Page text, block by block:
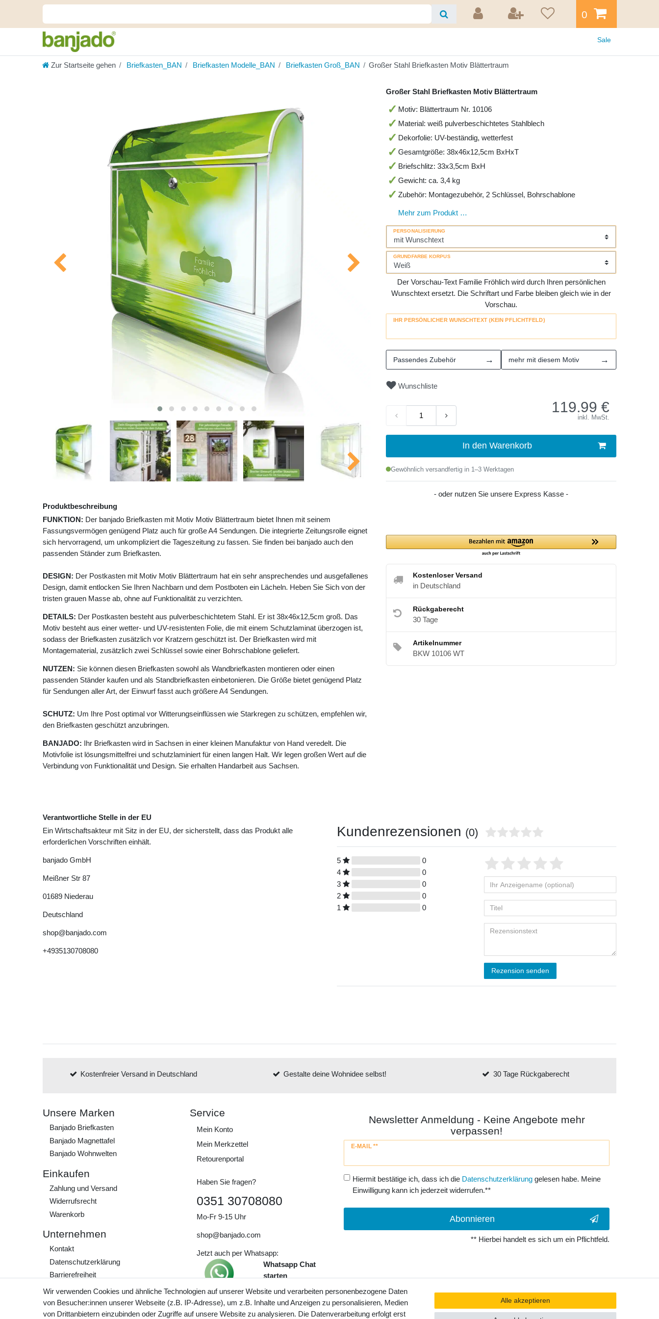
0
Sale
Zur Startseite gehen Briefkasten_BAN Briefkasten Modelle_BAN Briefkasten Groß_BAN Großer Stahl Briefkasten Motiv Blättertraum
Produktbeschreibung
FUNKTION: Der banjado Briefkasten mit Motiv Motiv Blättertraum bietet Ihnen mit seinem
Fassungsvermögen genügend Platz auch für große A4 Sendungen. Die integrierte Zeitungsrolle eignet
sich hervorragend, um unkompliziert die Tageszeitung zu fassen. Sie finden bei banjado auch den
passenden Ständer zum Briefkasten.
DESIGN: Der Postkasten mit Motiv Motiv Blättertraum hat ein sehr ansprechendes und ausgefallenes
Design, damit entlocken Sie Ihren Nachbarn und dem Postboten ein Lächeln. Heben Sie Sich von der
tristen grauen Masse ab, ohne auf Funktionalität zu verzichten.
DETAILS: Der Postkasten besteht aus pulverbeschichtetem Stahl. Er ist 38x46x12,5cm groß. Das
Motiv besteht aus einer wetter- und UV-resistenten Folie, die mit einem Schutzlaminat überzogen ist,
sodass der Briefkasten zusätzlich vor Kratzern geschützt ist. Der Briefkasten wird mit
Montagematerial, zusätzlich zwei Schlüssel sowie einer Bohrschablone geliefert.
NUTZEN: Sie können diesen Briefkasten sowohl als Wandbriefkasten montieren oder einen
passenden Ständer kaufen und als Standbriefkasten einbetonieren. Die Größe bietet genügend Platz
für Sendungen aller Art, der Einwurf fasst auch größere A4 Sendungen.
SCHUTZ: Um Ihre Post optimal vor Witterungseinflüssen wie Starkregen zu schützen, empfehlen wir,
den Briefkasten geschützt anzubringen.
BANJADO: Ihr Briefkasten wird in Sachsen in einer kleinen Manufaktur von Hand veredelt. Die
Motivfolie ist lösungsmittelfrei und schutzlaminiert für einen langen Halt. Wir legen großen Wert auf die
Verbindung von Funktionalität und Design. Sie erhalten Handarbeit aus Sachsen.
Großer Stahl Briefkasten Motiv Blättertraum
Motiv: Blättertraum Nr. 10106
Material: weiß pulverbeschichtetes Stahlblech
Dekorfolie: UV-beständig, wetterfest
Gesamtgröße: 38x46x12,5cm BxHxT
Briefschlitz: 33x3,5cm BxH
Gewicht: ca. 3,4 kg
Zubehör: Montagezubehör, 2 Schlüssel, Bohrschablone
Mehr zum Produkt …
PERSONALISIERUNG
GRUNDFARBE KORPUS
Der Vorschau-Text Familie Fröhlich wird durch Ihren persönlichen
Wunschtext ersetzt. Die Schriftart und Farbe bleiben gleich wie in der
Vorschau.
IHR PERSÖNLICHER WUNSCHTEXT (KEIN PFLICHTFELD)
Passendes Zubehör → mehr mit diesem Motiv →
Wunschliste
119.99 €
inkl. MwSt.
In den Warenkorb
Gewöhnlich versandfertig in 1–3 Werktagen
- oder nutzen Sie unsere Express Kasse -
Kostenloser Versand
in Deutschland
Rückgaberecht
30 Tage
Artikelnummer
BKW 10106 WT
Verantwortliche Stelle in der EU
Ein Wirtschaftsakteur mit Sitz in der EU, der sicherstellt, dass das Produkt alle
erforderlichen Vorschriften einhält.
banjado GmbH
Meißner Str 87
01689 Niederau
Deutschland
shop@banjado.com
+4935130708080
Kundenrezensionen (0)
5
0
4
0
3
0
2
0
1
0
Rezension senden
Kostenfreier Versand in Deutschland Gestalte deine Wohnidee selbst! 30 Tage Rückgaberecht
Unsere Marken
Banjado Briefkasten
Banjado Magnettafel
Banjado Wohnwelten
Einkaufen
Zahlung und Versand
Widerrufs­recht
Warenkorb
Unternehmen
Kontakt
Daten­schutz­erklärung
Barrierefreiheit
AGB
Impressum
Service
Mein Konto
Mein Merkzettel
Retourenportal
Haben Sie fragen?
0351 30708080
Mo-Fr 9-15 Uhr
shop@banjado.com
Jetzt auch per Whatsapp:
Whatsapp Chat
starten
Preisangaben inkl. gesetzl. MwSt. und
zzgl. Service- und Versandkosten
Newsletter Anmeldung - Keine Angebote mehr
verpassen!
E-MAIL **
Newsletter
Hiermit bestätige ich, dass ich die Daten­schutz­erklärunggelesen habe. Meine
Einwilligung kann ich jederzeit widerrufen.**
Abonnieren
** Hierbei handelt es sich um ein Pflichtfeld.
Wir verwenden Cookies und ähnliche Technologien auf unserer Website und verarbeiten personenbezogene Daten
von Besucher:innen unserer Webseite (z.B. IP-Adresse), um z.B. Inhalte und Anzeigen zu personalisieren, Medien
von Drittanbietern einzubinden oder Zugriffe auf unsere Website zu analysieren. Die Datenverarbeitung erfolgt erst
Alle akzeptieren